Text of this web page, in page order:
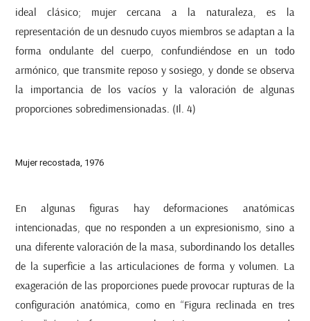
ideal clásico; mujer cercana a la naturaleza, es la
representación de un desnudo cuyos miembros se adaptan a la
forma ondulante del cuerpo, confundiéndose en un todo
armónico, que transmite reposo y sosiego, y donde se observa
la importancia de los vacíos y la valoración de algunas
proporciones sobredimensionadas. (Il. 4)
Mujer recostada, 1976
En algunas figuras hay deformaciones anatómicas
intencionadas, que no responden a un expresionismo, sino a
una diferente valoración de la masa, subordinando los detalles
de la superficie a las articulaciones de forma y volumen. La
exageración de las proporciones puede provocar rupturas de la
configuración anatómica, como en “Figura reclinada en tres